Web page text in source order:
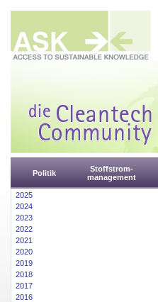
Politik
Stoffstrom-
management
2025
2024
2023
2022
2021
2020
2019
2018
2017
2016